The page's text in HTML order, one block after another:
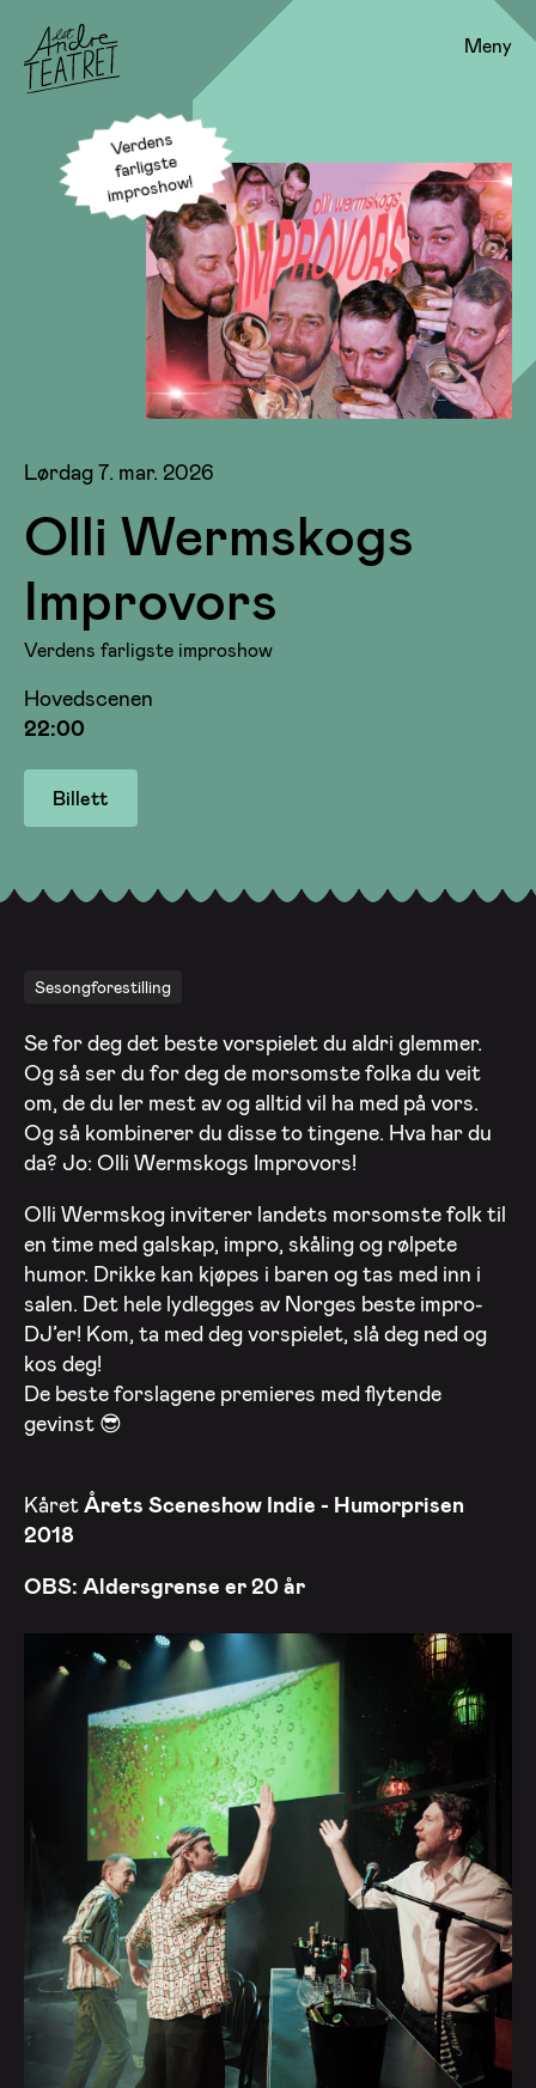
Meny
Lørdag 7. mar. 2026
Olli Wermskogs
Improvors
Verdens farligste improshow
Hovedscenen
22:00
Billett
Verdens
farligste
improshow!
Sesongforestilling
Se for deg det beste vorspielet du aldri glemmer.
Og så ser du for deg de morsomste folka du veit
om, de du ler mest av og alltid vil ha med på vors.
Og så kombinerer du disse to tingene. Hva har du
da? Jo: Olli Wermskogs Improvors!
Olli Wermskog inviterer landets morsomste folk til
en time med galskap, impro, skåling og rølpete
humor. Drikke kan kjøpes i baren og tas med inn i
salen. Det hele lydlegges av Norges beste impro-
DJ’er! Kom, ta med deg vorspielet, slå deg ned og
kos deg!
De beste forslagene premieres med flytende
gevinst 😎
KåretÅrets Sceneshow Indie - Humorprisen
2018
OBS: Aldersgrense er 20 år